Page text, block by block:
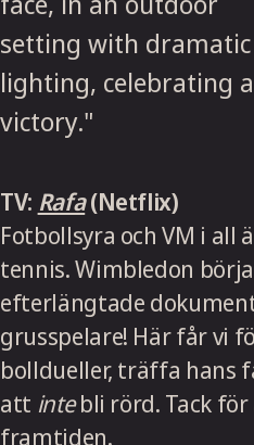
TV: Rafa(Netflix)
Fotbollsyra och VM i all
tennis. Wimbledon
efterlängtade
grusspelare! Här får vi
bolldueller, träffa hans
att intebli rörd. Tack
framtiden.